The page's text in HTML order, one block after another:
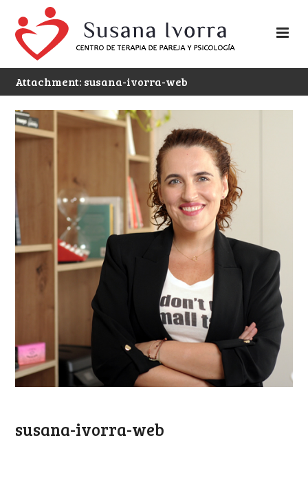
Attachment: susana-ivorra-web
susana-ivorra-web